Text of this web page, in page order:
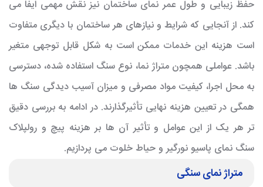
حفظ زیبایی و طول عمر نمای ساختمان نیز نقش مهمی ایفا می
کند. از آنجایی که شرایط و نیازهای هر ساختمان با دیگری متفاوت
است هزینه این خدمات ممکن است به شکل قابل توجهی متغیر
باشد. عواملی همچون متراژ نما، نوع سنگ استفاده شده، دسترسی
به محل اجرا، کیفیت مواد مصرفی و میزان آسیب دیدگی سنگ ها
همگی در تعیین هزینه نهایی تأثیرگذارند. در ادامه به بررسی دقیق
تر هر یک از این عوامل و تأثیر آن ها بر هزینه پیچ و رولپلاک
سنگ نمای پاسیو نورگیر و حیاط خلوت می پردازیم.
متراژ نمای سنگی